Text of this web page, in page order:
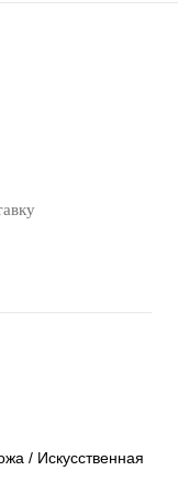
/ Искусственная